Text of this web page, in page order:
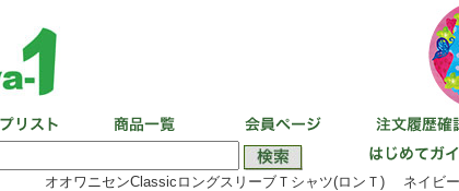
オオワニセンClassicロングスリーブＴシャツ(ロンＴ) ネイビ